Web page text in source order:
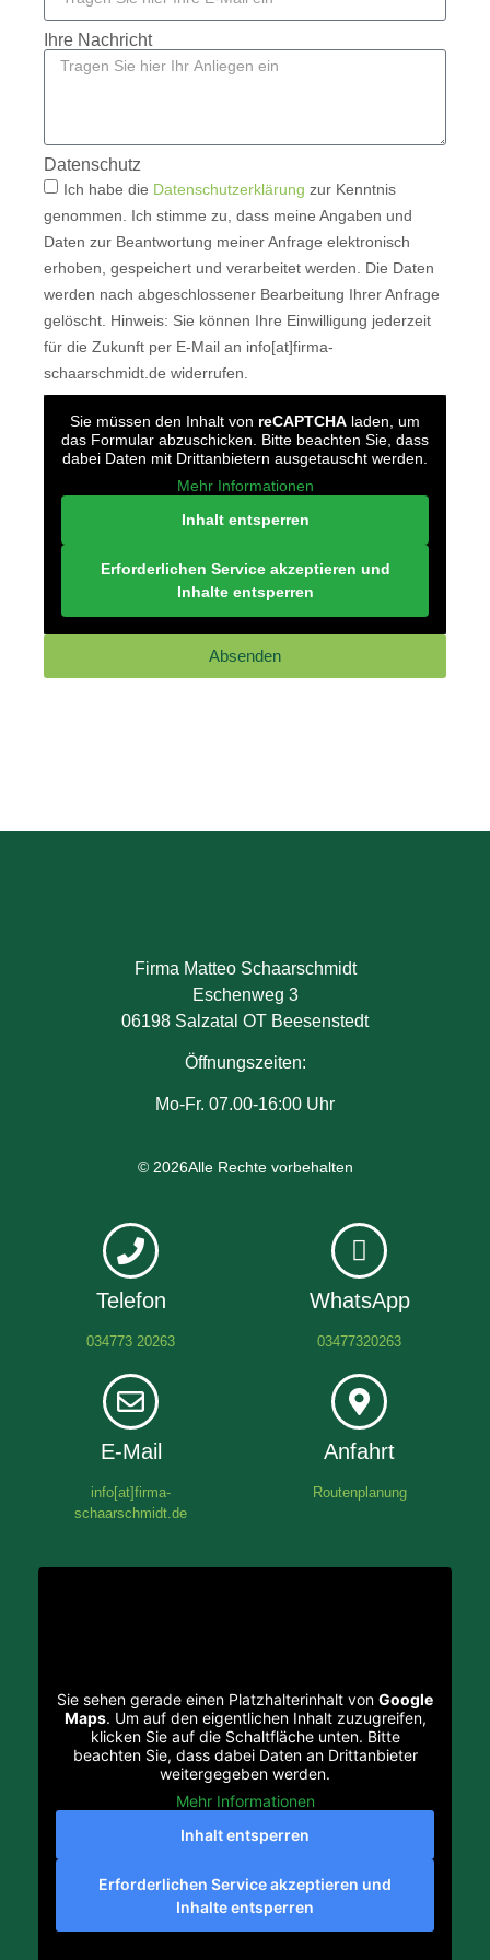
Ihre Nachricht
Datenschutz
Ich habe die Datenschutzerklärung zur Kenntnis
genommen. Ich stimme zu, dass meine Angaben und
Daten zur Beantwortung meiner Anfrage elektronisch
erhoben, gespeichert und verarbeitet werden. Die Daten
werden nach abgeschlossener Bearbeitung Ihrer Anfrage
gelöscht. Hinweis: Sie können Ihre Einwilligung jederzeit
für die Zukunft per E-Mail an info[at]firma-
schaarschmidt.de widerrufen.
Sie müssen den Inhalt von reCAPTCHA laden, um
das Formular abzuschicken. Bitte beachten Sie, dass
dabei Daten mit Drittanbietern ausgetauscht werden.
Mehr Informationen
Inhalt entsperren
Erforderlichen Service akzeptieren und
Inhalte entsperren
Absenden
Firma Matteo Schaarschmidt
Eschenweg 3
06198 Salzatal OT Beesenstedt
Öffnungszeiten:
Mo-Fr. 07.00-16:00 Uhr
© 2026Alle Rechte vorbehalten
Telefon
034773 20263
E-Mail
info[at]firma-
schaarschmidt.de
WhatsApp
03477320263
Anfahrt
Routenplanung
Sie sehen gerade einen Platzhalterinhalt von Google
Maps. Um auf den eigentlichen Inhalt zuzugreifen,
klicken Sie auf die Schaltfläche unten. Bitte
beachten Sie, dass dabei Daten an Drittanbieter
weitergegeben werden.
Mehr Informationen
Inhalt entsperren
Erforderlichen Service akzeptieren und
Inhalte entsperren